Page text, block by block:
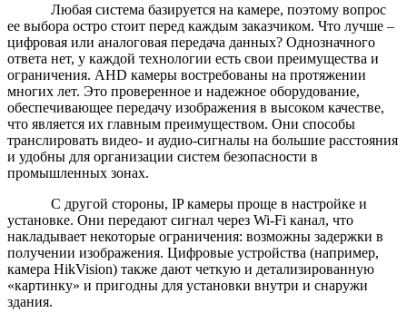
Любая система базируется на камере, поэтому вопрос
ее выбора остро стоит перед каждым заказчиком. Что лучше –
цифровая или аналоговая передача данных? Однозначного
ответа нет, у каждой технологии есть свои преимущества и
ограничения. AHD камеры востребованы на протяжении
многих лет. Это проверенное и надежное оборудование,
обеспечивающее передачу изображения в высоком качестве,
что является их главным преимуществом. Они способы
транслировать видео- и аудио-сигналы на большие расстояния
и удобны для организации систем безопасности в
промышленных зонах.
С другой стороны, IP камеры проще в настройке и
установке. Они передают сигнал через Wi-Fi канал, что
накладывает некоторые ограничения: возможны задержки в
получении изображения. Цифровые устройства (например,
камера HikVision) также дают четкую и детализированную
«картинку» и пригодны для установки внутри и снаружи
здания.